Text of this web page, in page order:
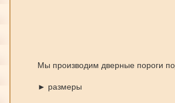
Мы производим дверные пороги
► размеры